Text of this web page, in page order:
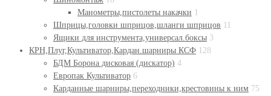
Манометры,пистолеты накачки 1
Шприцы,головки шприцов,шланги шприцов 11
Ящики для инструмента,универсал.боксы 3
КРН,Плуг,Культиватор,Кардан.шарниры КСФ 128
БДМ Борона дисковая (дискатор) 4
Европак Культиватор 6
Карданные шарниры,переходники,крестовины к ним 75